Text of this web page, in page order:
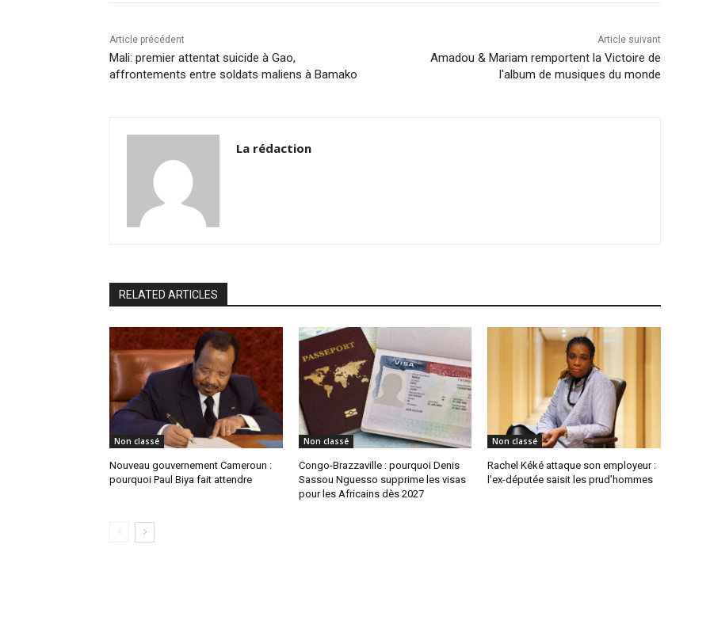
k
Article précédent
Mali: premier attentat suicide à Gao,
affrontements entre soldats maliens à Bamako
Article suivant
Amadou & Mariam remportent la Victoire de
l'album de musiques du monde
La rédaction
RELATED ARTICLES
Non classé
Nouveau gouvernement Cameroun :
pourquoi Paul Biya fait attendre
Non classé
Congo-Brazzaville : pourquoi Denis
Sassou Nguesso supprime les visas
pour les Africains dès 2027
Non classé
Rachel Kéké attaque son employeur :
l’ex-députée saisit les prud’hommes